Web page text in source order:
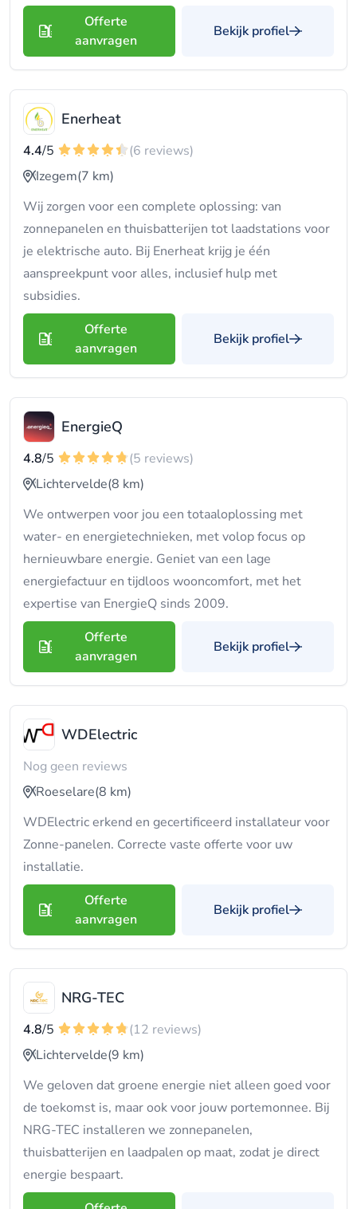
Offerte
aanvragen
Bekijk profiel
Enerheat
4.4/5
(6 reviews)
Izegem(7 km)
Wij zorgen voor een complete oplossing: van
zonnepanelen en thuisbatterijen tot laadstations voor
je elektrische auto. Bij Enerheat krijg je één
aanspreekpunt voor alles, inclusief hulp met
subsidies.
Offerte
aanvragen
Bekijk profiel
EnergieQ
4.8/5
(5 reviews)
Lichtervelde(8 km)
We ontwerpen voor jou een totaaloplossing met
water- en energietechnieken, met volop focus op
hernieuwbare energie. Geniet van een lage
energiefactuur en tijdloos wooncomfort, met het
expertise van EnergieQ sinds 2009.
Offerte
aanvragen
Bekijk profiel
WDElectric
Nog geen reviews
Roeselare(8 km)
WDElectric erkend en gecertificeerd installateur voor
Zonne-panelen. Correcte vaste offerte voor uw
installatie.
Offerte
aanvragen
Bekijk profiel
NRG-TEC
4.8/5
(12 reviews)
Lichtervelde(9 km)
We geloven dat groene energie niet alleen goed voor
de toekomst is, maar ook voor jouw portemonnee. Bij
NRG-TEC installeren we zonnepanelen,
thuisbatterijen en laadpalen op maat, zodat je direct
energie bespaart.